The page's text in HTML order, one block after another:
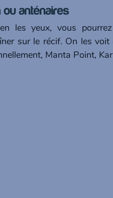
anténaires
les yeux, vous
sur le récif. On les
Manta Point,